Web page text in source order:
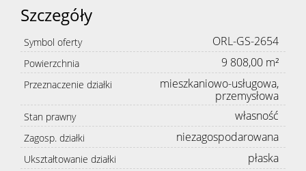
Szczegóły
Symbol oferty ORL-GS-2654
Powierzchnia 9 808,00 m²
Przeznaczenie działki
mieszkaniowo-usługowa,
przemysłowa
Stan prawny własność
Zagosp. działki niezagospodarowana
Ukształtowanie działki płaska